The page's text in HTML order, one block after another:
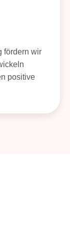
fördern wir
positive